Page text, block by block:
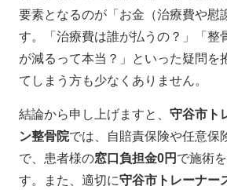
要素となるのが「お金（治療費や慰
す。「治療費は誰が払うの？」「整
が減るって本当？」といった疑問を
てしまう方も少なくありません。
結論から申し上げますと、 守谷市ト
ン整骨院では、自賠責保険や任意保
で、患者様の窓口負担金0円 で施術
す。また、適切に守谷市トレーナー